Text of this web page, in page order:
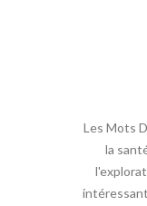
Les Mots
la